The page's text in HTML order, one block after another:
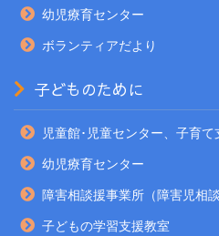
幼児療育センター
ボランティアだより
子どものために
児童館･児童センター、子育て
幼児療育センター
障害相談援事業所（障害児相談
子どもの学習支援教室